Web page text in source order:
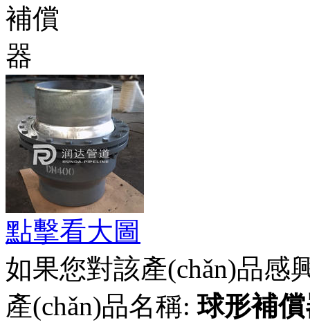
點擊看大圖
如果您對該產(chǎn)品感
產(chǎn)品名稱:球形補